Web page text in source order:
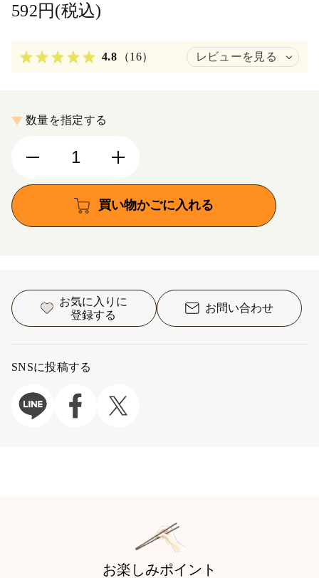
592円(税込)
4.8 （16） レビューを見る
数量を指定する
買い物かごに入れる
お気に入りに
登録する
お問い合わせ
SNSに投稿する
お楽しみポイント